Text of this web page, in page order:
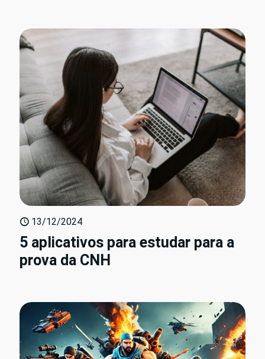
13/12/2024
5 aplicativos para estudar para a
prova da CNH